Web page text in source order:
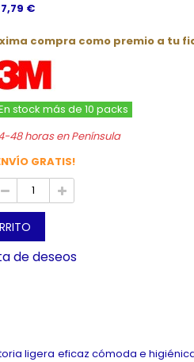
€
compra como premio a tu
stock más de 10 packs
48 horas en Península
GRATIS!
de deseos
ligera eficaz cómoda e